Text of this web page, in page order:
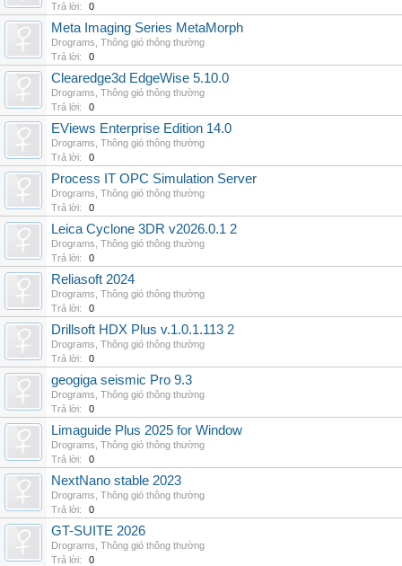
Trả lời:
0
Meta Imaging Series MetaMorph
Drograms Thông gió thông thường
Trả lời:
0
Clearedge3d EdgeWise 5.10.0
Drograms Thông gió thông thường
Trả lời:
0
EViews Enterprise Edition 14.0
Drograms Thông gió thông thường
Trả lời:
0
Process IT OPC Simulation Server
Drograms Thông gió thông thường
Trả lời:
0
Leica Cyclone 3DR v2026.0.1 2
Drograms Thông gió thông thường
Trả lời:
0
Reliasoft 2024
Drograms Thông gió thông thường
Trả lời:
0
Drillsoft HDX Plus v.1.0.1.113 2
Drograms Thông gió thông thường
Trả lời:
0
geogiga seismic Pro 9.3
Drograms Thông gió thông thường
Trả lời:
0
Limaguide Plus 2025 for Window
Drograms Thông gió thông thường
Trả lời:
0
NextNano stable 2023
Drograms Thông gió thông thường
Trả lời:
0
GT-SUITE 2026
Drograms Thông gió thông thường
Trả lời:
0